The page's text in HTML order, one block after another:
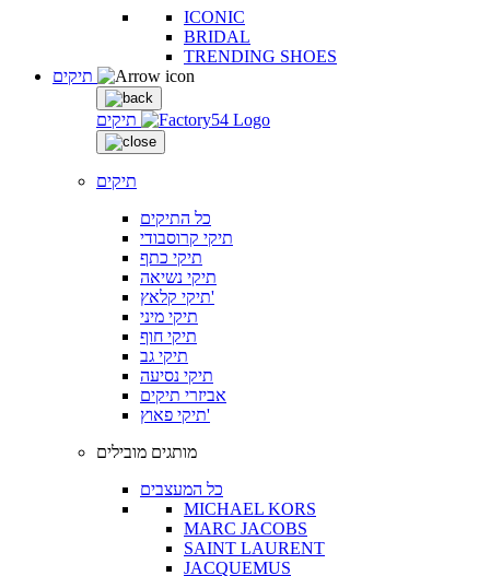
ICONIC
BRIDAL
TRENDING SHOES
תיקים
תיקים
כל התיקים
תיקי קרוסבודי
תיקי כתף
תיקי נשיאה
תיקי קלאץ'
תיקי מיני
תיקי חוף
תיקי גב
תיקי נסיעה
אביזרי תיקים
תיקי פאוץ'
מותגים מובילים
כל המעצבים
MICHAEL KORS
MARC JACOBS
SAINT LAURENT
JACQUEMUS